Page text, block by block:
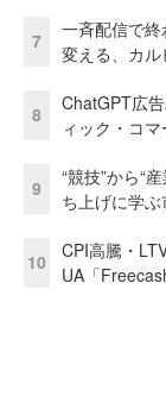
7
一斉配信で
変える、カ
8
ChatGPT広
ィック・コ
9
“競技”から“
ち上げに学
10
CPI高騰・
UA「